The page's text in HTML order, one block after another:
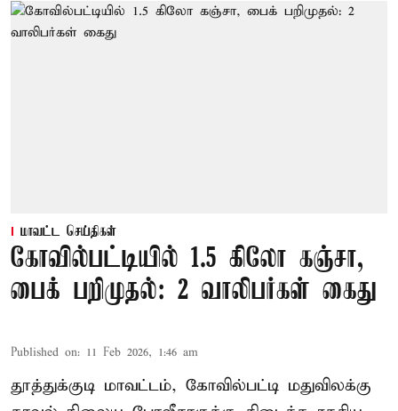
மாவட்ட செய்திகள்
கோவில்பட்டியில் 1.5 கிலோ கஞ்சா,
பைக் பறிமுதல்: 2 வாலிபர்கள் கைது
Published on: 11 Feb 2026, 1:46 am
தூத்துக்குடி மாவட்டம், கோவில்பட்டி மதுவிலக்கு